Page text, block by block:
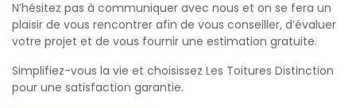
N’hésitez pas à communiquer avec nous et on se fera un
plaisir de vous rencontrer afin de vous conseiller, d’évaluer
votre projet et de vous fournir une estimation gratuite.
Simplifiez-vous la vie et choisissez Les Toitures Distinction
pour une satisfaction garantie.